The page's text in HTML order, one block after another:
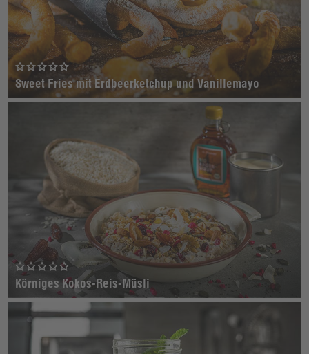
Sweet Fries mit Erdbeerketchup und Vanillemayo
Körniges Kokos-Reis-Müsli